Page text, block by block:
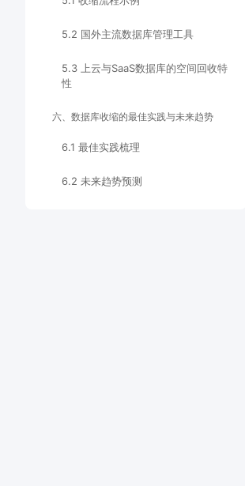
5.2 国外主流数据库管理工具
5.3 上云与SaaS数据库的空间回收特
性
六、数据库收缩的最佳实践与未来趋势
6.1 最佳实践梳理
6.2 未来趋势预测